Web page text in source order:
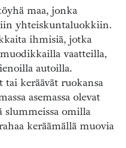
maa, jonka
yhteiskuntaluokkiin.
ihmisiä, jotka
vaatteilla,
autoilla.
keräävät ruokansa
asemassa olevat
slummeissa omilla
keräämällä muovia